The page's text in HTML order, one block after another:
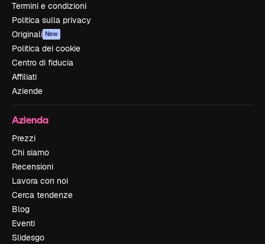
Termini e condizioni
Politica sulla privacy
Originali New
Politica dei cookie
Centro di fiducia
Affiliati
Aziende
Azienda
Prezzi
Chi siamo
Recensioni
Lavora con noi
Cerca tendenze
Blog
Eventi
Slidesgo